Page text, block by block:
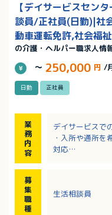
【デイサービスセン
談員/正社員(日勤)|社
動車運転免許,社会福
の介護・ヘルパー職求人情
～ 250,000 円 /
日勤 正社員
業
務
内
容
デイサービスで
・入所や通所を
対応
募
集
職
種
生活相談員